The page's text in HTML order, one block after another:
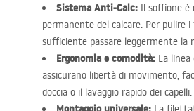
Sistema Anti-Calc: Il soffione è
permanente del calcare. Per pulire
sufficiente passare leggermente la
Ergonomia e comodità: La
assicurano libertà di movimento,
doccia o il lavaggio rapido dei capelli.